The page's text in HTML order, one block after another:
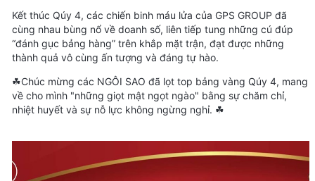
Kết thúc Qúy 4, các chiến binh máu lửa của GPS GROUP đã
cùng nhau bùng nổ về doanh số, liên tiếp tung những cú đúp
“đánh gục bảng hàng” trên khắp mặt trận, đạt được những
thành quả vô cùng ấn tượng và đáng tự hào.
☘Chúc mừng các NGÔI SAO đã lọt top bảng vàng Qúy 4, mang
về cho mình "những giọt mật ngọt ngào" bằng sự chăm chỉ,
nhiệt huyết và sự nỗ lực không ngừng nghỉ. ☘